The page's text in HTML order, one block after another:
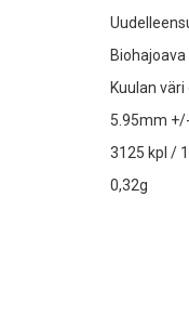
Kuulan
5.95mm
3125 kpl /
0,32g